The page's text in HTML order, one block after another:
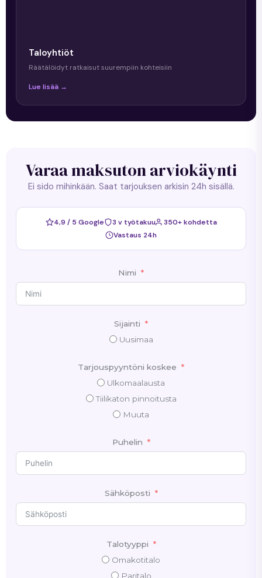
Taloyhtiöt
Räätälöidyt ratkaisut suurempiin kohteisiin
Lue lisää →
Varaa maksuton arviokäynti
Ei sido mihinkään. Saat tarjouksen arkisin 24h sisällä.
4,9 / 5 Google 3 v työtakuu
350+ kohdetta
Vastaus 24h
Nimi
Sijainti
Uusimaa
Tarjouspyyntöni koskee
Ulkomaalausta
Tiilikaton pinnoitusta
Muuta
Puhelin
Sähköposti
Talotyyppi
Omakotitalo
Paritalo